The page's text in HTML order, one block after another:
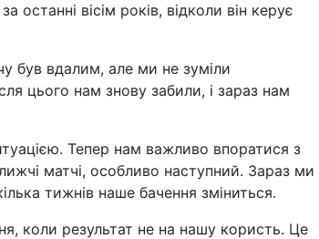
вісім років, відколи він керує
був вдалим, але ми не зуміли
цього нам знову забили, і зараз нам
Тепер нам важливо впоратися з
матчі, особливо наступний. Зараз ми
тижнів наше бачення зміниться.
коли результат не на нашу користь. Це